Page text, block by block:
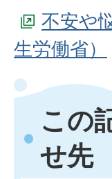
不安や
生労働省）
この
せ先